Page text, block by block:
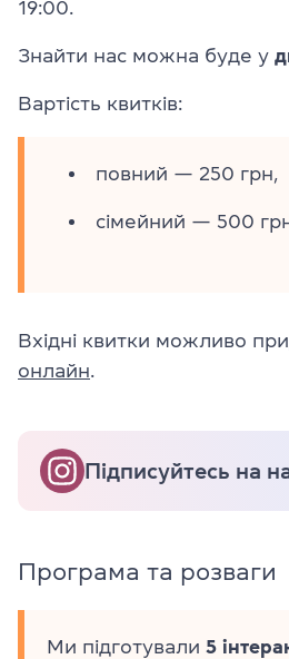
19:00.
Знайти нас можна буде у
Вартість квитків:
повний — 250 грн,
сімейний — 500
Вхідні квитки можливо
онлайн.
Підписуйтесь на
Програма та розваги
Ми підготували 5